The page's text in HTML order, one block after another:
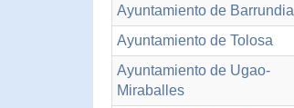
Ayuntamiento de Barrundia
Ayuntamiento de Tolosa
Ayuntamiento de Ugao-
Miraballes